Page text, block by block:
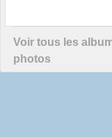
Voir tous les
photos